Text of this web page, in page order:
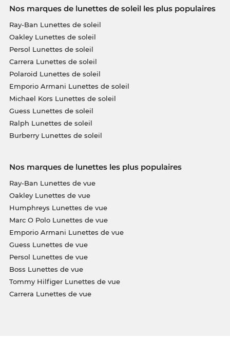
Nos marques de lunettes de soleil les plus populaires
Ray-Ban Lunettes de soleil
Oakley Lunettes de soleil
Persol Lunettes de soleil
Carrera Lunettes de soleil
Polaroid Lunettes de soleil
Emporio Armani Lunettes de soleil
Michael Kors Lunettes de soleil
Guess Lunettes de soleil
Ralph Lunettes de soleil
Burberry Lunettes de soleil
Nos marques de lunettes les plus populaires
Ray-Ban Lunettes de vue
Oakley Lunettes de vue
Humphreys Lunettes de vue
Marc O Polo Lunettes de vue
Emporio Armani Lunettes de vue
Guess Lunettes de vue
Persol Lunettes de vue
Boss Lunettes de vue
Tommy Hilfiger Lunettes de vue
Carrera Lunettes de vue